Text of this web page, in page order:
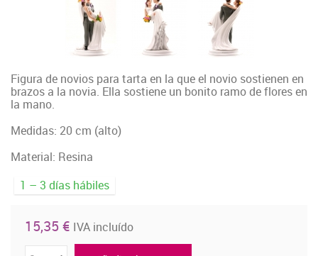
Figura de novios para tarta en la que el novio sostienen en
brazos a la novia. Ella sostiene un bonito ramo de flores en
la mano.
Medidas: 20 cm (alto)
Material: Resina
1 – 3 días hábiles
15,35 € IVA incluído